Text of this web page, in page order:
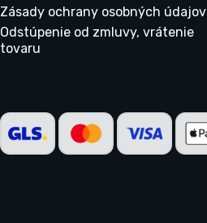
Zásady ochrany osobných údajov
Odstúpenie od zmluvy, vrátenie
tovaru